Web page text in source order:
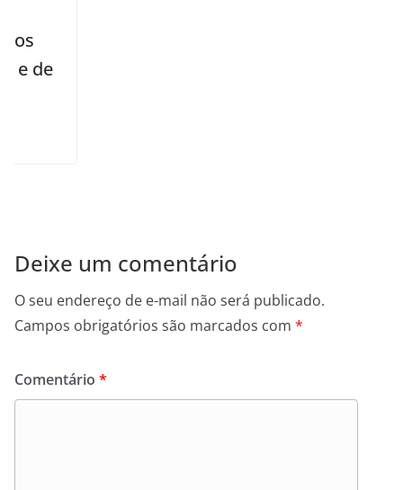
Deixe um comentário
O seu endereço de e-mail não será publicado.
Campos obrigatórios são marcados com *
Comentário *